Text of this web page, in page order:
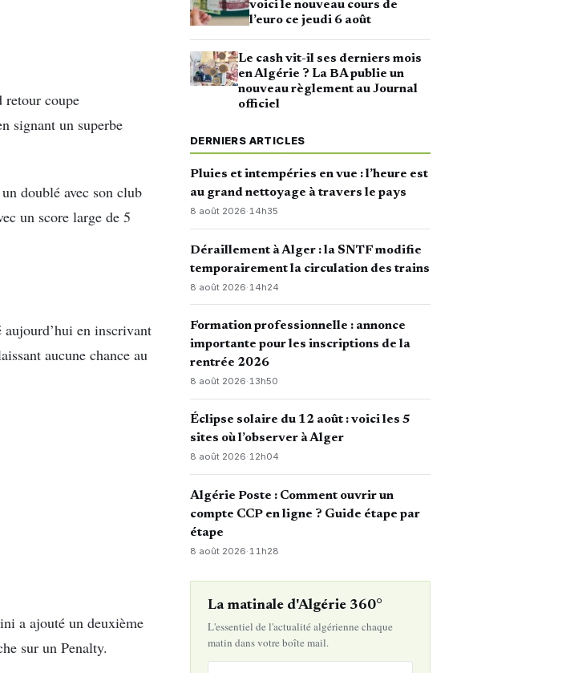
retour coupe
signant un superbe
doublé avec son club
un score large de 5
aujourd’hui en inscrivant
aucune chance au
a ajouté un deuxième
sur un Penalty.
voici le nouveau cours de
l’euro ce jeudi 6 août
Le cash vit-il ses derniers mois
en Algérie ? La BA publie un
nouveau règlement au Journal
officiel
DERNIERS ARTICLES
Pluies et intempéries en vue : l’heure est
au grand nettoyage à travers le pays
8 août 2026·14h35
Déraillement à Alger : la SNTF modifie
temporairement la circulation des trains
8 août 2026· 14h24
Formation professionnelle : annonce
importante pour les inscriptions de la
rentrée 2026
8 août 2026·13h50
Éclipse solaire du 12 août : voici les 5
sites où l’observer à Alger
8 août 2026·12h04
Algérie Poste : Comment ouvrir un
compte CCP en ligne ? Guide étape par
étape
8 août 2026· 11h28
La matinale d'Algérie 360°
L'essentiel de l'actualité algérienne chaque
matin dans votre boîte mail.